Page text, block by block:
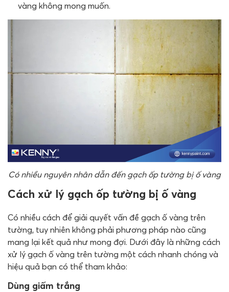
vàng không mong muốn.
Có nhiều nguyên nhân dẫn đến gạch ốp tường bị ố vàng
Cách xử lý gạch ốp tường bị ố vàng
Có nhiều cách để giải quyết vấn đề gạch ố vàng trên
tường, tuy nhiên không phải phương pháp nào cũng
mang lại kết quả như mong đợi. Dưới đây là những cách
xử lý gạch ố vàng trên tường một cách nhanh chóng và
hiệu quả bạn có thể tham khảo:
Dùng giấm trắng